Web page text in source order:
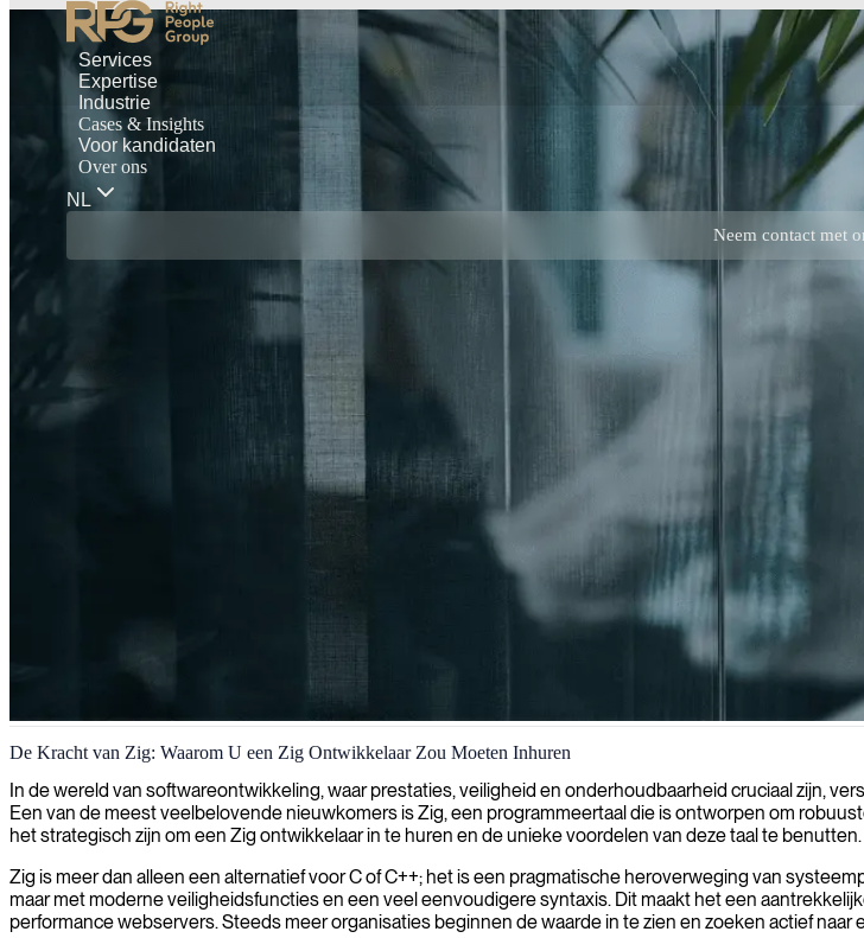
Services
Expertise
Industrie
Cases & Insights
Voor kandidaten
Over ons
NL
Neem contact met
Zig software-ontwikkeling
Wij benutten onze Zig-ontwikkelingsexpertise om hoogwaardige, geheugenveilige applicaties te bouwen die
De Kracht van Zig: Waarom U een Zig Ontwikkelaar Zou Moeten Inhuren
In de wereld van softwareontwikkeling, waar prestaties, veiligheid en onderhoudbaarheid cruciaal zijn,
Een van de meest veelbelovende nieuwkomers is Zig, een programmeertaal die is ontworpen om
het strategisch zijn om een Zig ontwikkelaar in te huren en de unieke voordelen van deze taal te benutten.
Zig is meer dan alleen een alternatief voor C of C++; het is een pragmatische heroverweging van
maar met moderne veiligheidsfuncties en een veel eenvoudigere syntaxis. Dit maakt het een
performance webservers. Steeds meer organisaties beginnen de waarde in te zien en zoeken actief